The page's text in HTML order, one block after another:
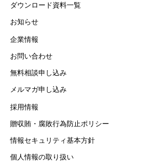
ダウンロード資料一覧
お知らせ
企業情報
お問い合わせ
無料相談申し込み
メルマガ申し込み
採用情報
贈収賄・腐敗行為防止ポリシー
情報セキュリティ基本方針
個人情報の取り扱い